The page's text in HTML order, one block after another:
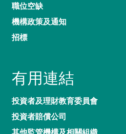
職位空缺
機構政策及通知
招標
有用連結
投資者及理財教育委員會
投資者賠償公司
其他監管機構及相關組織